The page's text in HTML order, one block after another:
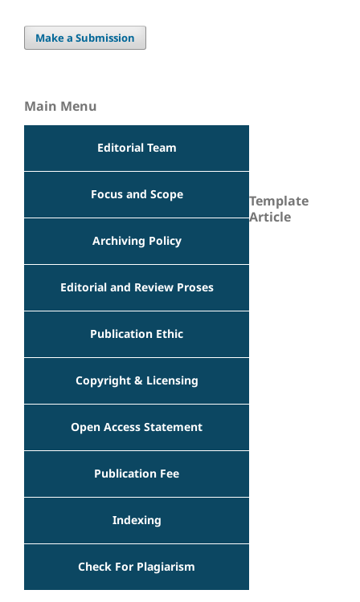
Make a Submission
Main Menu
Editorial Team
Focus and Scope
Archiving Policy
Editorial and Review Proses
Publication Ethic
Copyright & Licensing
Open Access Statement
Publication Fee
Indexing
Check For Plagiarism
Template
Article